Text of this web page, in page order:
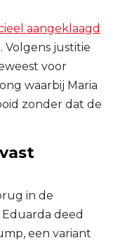
aangeklaagd
justitie
voor
waarbij Maria
zonder dat de
in de
Eduarda deed
een variant